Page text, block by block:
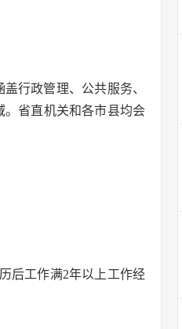
行政管理、公共服务、
省直机关和各市县均会
后工作满2年以上工作经